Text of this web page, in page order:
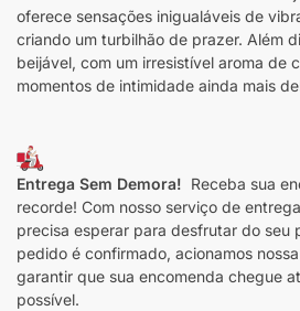
oferece sensações inigualáveis de
criando um turbilhão de prazer. Além
beijável, com um irresistível aroma de
momentos de intimidade ainda mais
Entrega Sem Demora! Receba sua
recorde! Com nosso serviço de
precisa esperar para desfrutar do seu
pedido é confirmado, acionamos
garantir que sua encomenda chegue
possível.